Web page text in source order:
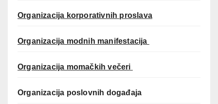
Organizacija korporativnih proslava
Organizacija modnih manifestacija
Organizacija momačkih večeri
Organizacija poslovnih događaja